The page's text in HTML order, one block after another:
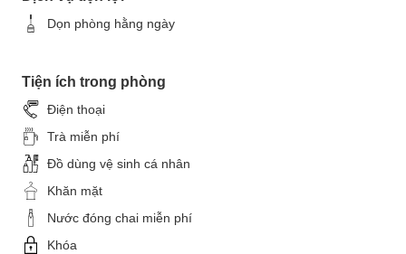
Dọn phòng hằng ngày
Tiện ích trong phòng
Điện thoại
Trà miễn phí
Đồ dùng vệ sinh cá nhân
Khăn mặt
Nước đóng chai miễn phí
Khóa